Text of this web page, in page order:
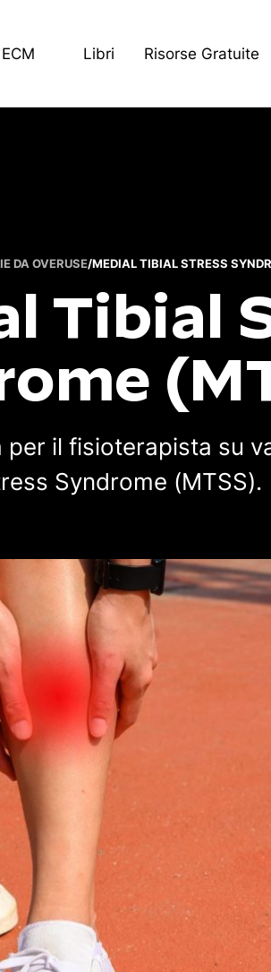
Libri Risorse Gratuite
DA OVERUSE/MEDIAL TIBIAL STRESS
Tibial
per il fisioterapista su
Syndrome (MTSS).